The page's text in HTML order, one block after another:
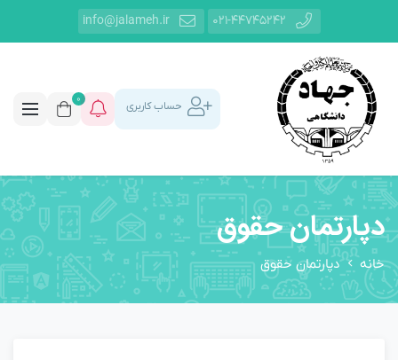
021-44745242
info@jalameh.ir
حساب کاربری
0
دپارتمان حقوق
خانه دپارتمان حقوق